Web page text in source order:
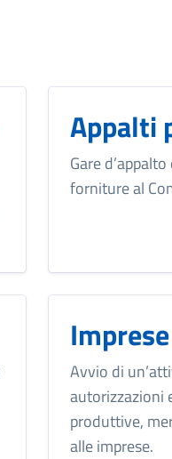
Appalti
Gare
forniture al
Avvio di
autorizzazioni
produttive,
alle imprese.